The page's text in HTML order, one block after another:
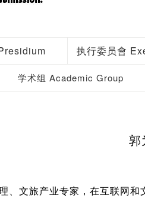
执行委员會
学术组 Academic Group
郭
、文旅产业专家，在互联网